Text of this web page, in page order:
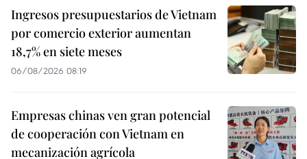
Ingresos presupuestarios de Vietnam
por comercio exterior aumentan
18,7% en siete meses
06/08/2026 08:19
Empresas chinas ven gran potencial
de cooperación con Vietnam en
mecanización agrícola